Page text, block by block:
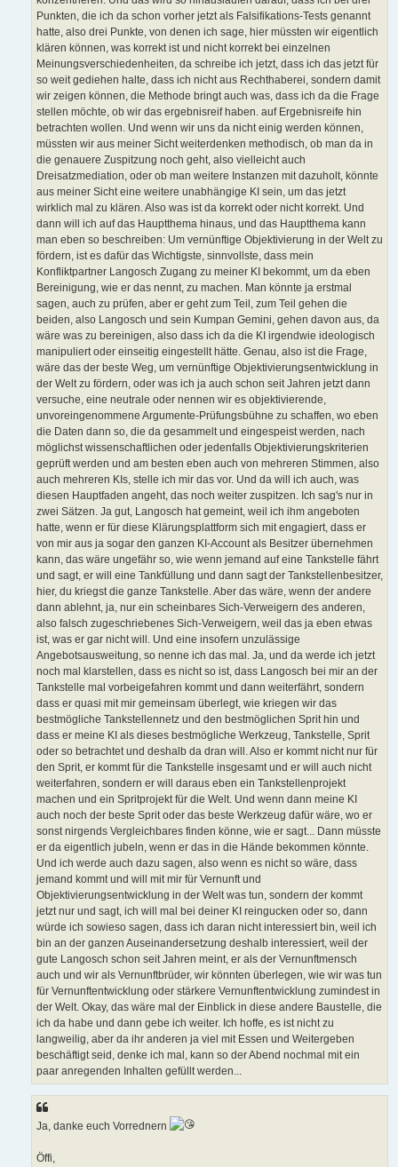
Punkten, die ich da schon vorher jetzt als Falsifikations-Tests genannt
hatte, also drei Punkte, von denen ich sage, hier müssten wir eigentlich
klären können, was korrekt ist und nicht korrekt bei einzelnen
Meinungsverschiedenheiten, da schreibe ich jetzt, dass ich das jetzt für
so weit gediehen halte, dass ich nicht aus Rechthaberei, sondern damit
wir zeigen können, die Methode bringt auch was, dass ich da die Frage
stellen möchte, ob wir das ergebnisreif haben. auf Ergebnisreife hin
betrachten wollen. Und wenn wir uns da nicht einig werden können,
müssten wir aus meiner Sicht weiterdenken methodisch, ob man da in
die genauere Zuspitzung noch geht, also vielleicht auch
Dreisatzmediation, oder ob man weitere Instanzen mit dazuholt, könnte
aus meiner Sicht eine weitere unabhängige KI sein, um das jetzt
wirklich mal zu klären. Also was ist da korrekt oder nicht korrekt. Und
dann will ich auf das Hauptthema hinaus, und das Hauptthema kann
man eben so beschreiben: Um vernünftige Objektivierung in der Welt zu
fördern, ist es dafür das Wichtigste, sinnvollste, dass mein
Konfliktpartner Langosch Zugang zu meiner KI bekommt, um da eben
Bereinigung, wie er das nennt, zu machen. Man könnte ja erstmal
sagen, auch zu prüfen, aber er geht zum Teil, zum Teil gehen die
beiden, also Langosch und sein Kumpan Gemini, gehen davon aus, da
wäre was zu bereinigen, also dass ich da die KI irgendwie ideologisch
manipuliert oder einseitig eingestellt hätte. Genau, also ist die Frage,
wäre das der beste Weg, um vernünftige Objektivierungsentwicklung in
der Welt zu fördern, oder was ich ja auch schon seit Jahren jetzt dann
versuche, eine neutrale oder nennen wir es objektivierende,
unvoreingenommene Argumente-Prüfungsbühne zu schaffen, wo eben
die Daten dann so, die da gesammelt und eingespeist werden, nach
möglichst wissenschaftlichen oder jedenfalls Objektivierungskriterien
geprüft werden und am besten eben auch von mehreren Stimmen, also
auch mehreren KIs, stelle ich mir das vor. Und da will ich auch, was
diesen Hauptfaden angeht, das noch weiter zuspitzen. Ich sag's nur in
zwei Sätzen. Ja gut, Langosch hat gemeint, weil ich ihm angeboten
hatte, wenn er für diese Klärungsplattform sich mit engagiert, dass er
von mir aus ja sogar den ganzen KI-Account als Besitzer übernehmen
kann, das wäre ungefähr so, wie wenn jemand auf eine Tankstelle fährt
und sagt, er will eine Tankfüllung und dann sagt der Tankstellenbesitzer,
hier, du kriegst die ganze Tankstelle. Aber das wäre, wenn der andere
dann ablehnt, ja, nur ein scheinbares Sich-Verweigern des anderen,
also falsch zugeschriebenes Sich-Verweigern, weil das ja eben etwas
ist, was er gar nicht will. Und eine insofern unzulässige
Angebotsausweitung, so nenne ich das mal. Ja, und da werde ich jetzt
noch mal klarstellen, dass es nicht so ist, dass Langosch bei mir an der
Tankstelle mal vorbeigefahren kommt und dann weiterfährt, sondern
dass er quasi mit mir gemeinsam überlegt, wie kriegen wir das
bestmögliche Tankstellennetz und den bestmöglichen Sprit hin und
dass er meine KI als dieses bestmögliche Werkzeug, Tankstelle, Sprit
oder so betrachtet und deshalb da dran will. Also er kommt nicht nur für
den Sprit, er kommt für die Tankstelle insgesamt und er will auch nicht
weiterfahren, sondern er will daraus eben ein Tankstellenprojekt
machen und ein Spritprojekt für die Welt. Und wenn dann meine KI
auch noch der beste Sprit oder das beste Werkzeug dafür wäre, wo er
sonst nirgends Vergleichbares finden könne, wie er sagt... Dann müsste
er da eigentlich jubeln, wenn er das in die Hände bekommen könnte.
Und ich werde auch dazu sagen, also wenn es nicht so wäre, dass
jemand kommt und will mit mir für Vernunft und
Objektivierungsentwicklung in der Welt was tun, sondern der kommt
jetzt nur und sagt, ich will mal bei deiner KI reingucken oder so, dann
würde ich sowieso sagen, dass ich daran nicht interessiert bin, weil ich
bin an der ganzen Auseinandersetzung deshalb interessiert, weil der
gute Langosch schon seit Jahren meint, er als der Vernunftmensch
auch und wir als Vernunftbrüder, wir könnten überlegen, wie wir was tun
für Vernunftentwicklung oder stärkere Vernunftentwicklung zumindest in
der Welt. Okay, das wäre mal der Einblick in diese andere Baustelle, die
ich da habe und dann gebe ich weiter. Ich hoffe, es ist nicht zu
langweilig, aber da ihr anderen ja viel mit Essen und Weitergeben
beschäftigt seid, denke ich mal, kann so der Abend nochmal mit ein
paar anregenden Inhalten gefüllt werden...
Ja, danke euch Vorrednern
Öffi,